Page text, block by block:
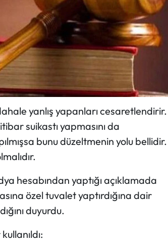
yanlış yapanları cesaretlendirir.
suikastı yapmasını da
bunu düzeltmenin yolu bellidir.
hesabından yaptığı açıklamada
özel tuvalet yaptırdığına dair
duyurdu.